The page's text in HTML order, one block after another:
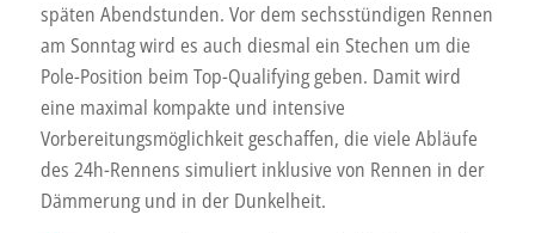
späten Abendstunden. Vor dem sechsstündigen Rennen
am Sonntag wird es auch diesmal ein Stechen um die
Pole-Position beim Top-Qualifying geben. Damit wird
eine maximal kompakte und intensive
Vorbereitungsmöglichkeit geschaffen, die viele Abläufe
des 24h-Rennens simuliert inklusive von Rennen in der
Dämmerung und in der Dunkelheit.